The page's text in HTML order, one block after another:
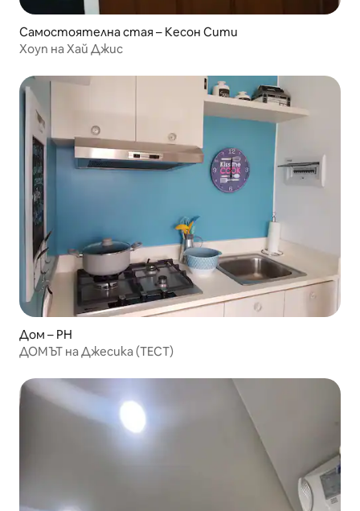
Самостоятелна стая – Кесон Сити
Хоуп на Хай Джис
Дом – PH
ДОМЪТ на Джесика (ТЕСТ)